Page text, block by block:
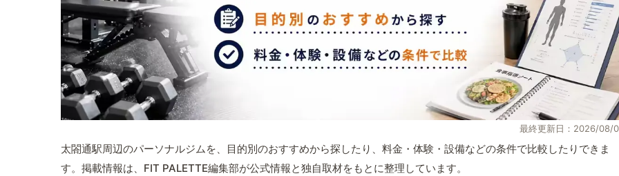
最終更新日：2026/08/
太閤通駅周辺のパーソナルジムを、目的別のおすすめから探したり、料金・体験・設備などの条件で比較したりできま
す。掲載情報は、FIT PALETTE編集部が公式情報と独自取材をもとに整理しています。